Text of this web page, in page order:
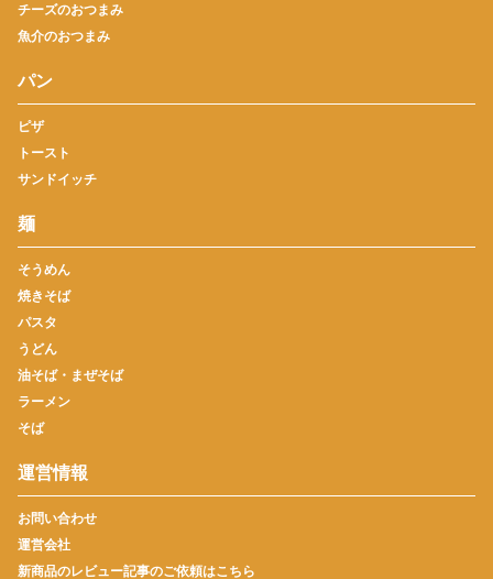
チーズのおつまみ
魚介のおつまみ
パン
ピザ
トースト
サンドイッチ
麺
そうめん
焼きそば
パスタ
うどん
油そば・まぜそば
ラーメン
そば
運営情報
お問い合わせ
運営会社
新商品のレビュー記事のご依頼はこちら